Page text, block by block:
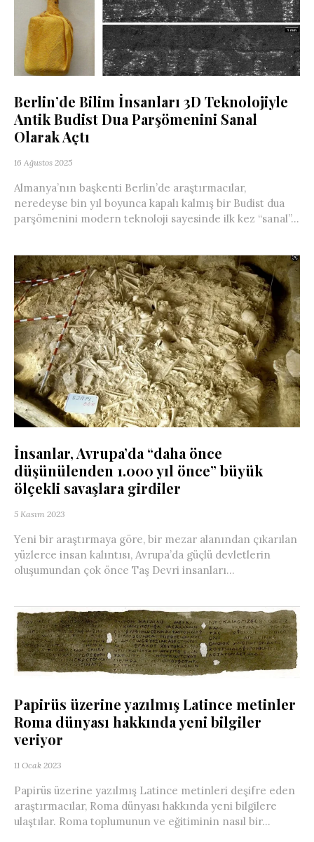
Berlin’de Bilim İnsanları 3D Teknolojiyle
Antik Budist Dua Parşömenini Sanal
Olarak Açtı
16 Ağustos 2025
Almanya’nın başkenti Berlin’de araştırmacılar,
neredeyse bin yıl boyunca kapalı kalmış bir Budist dua
parşömenini modern teknoloji sayesinde ilk kez “sanal”...
İnsanlar, Avrupa’da “daha önce
düşünülenden 1.000 yıl önce” büyük
ölçekli savaşlara girdiler
5 Kasım 2023
Yeni bir araştırmaya göre, bir mezar alanından çıkarılan
yüzlerce insan kalıntısı, Avrupa’da güçlü devletlerin
oluşumundan çok önce Taş Devri insanları...
Papirüs üzerine yazılmış Latince metinler
Roma dünyası hakkında yeni bilgiler
veriyor
11 Ocak 2023
Papirüs üzerine yazılmış Latince metinleri deşifre eden
araştırmacılar, Roma dünyası hakkında yeni bilgilere
ulaştılar. Roma toplumunun ve eğitiminin nasıl bir...